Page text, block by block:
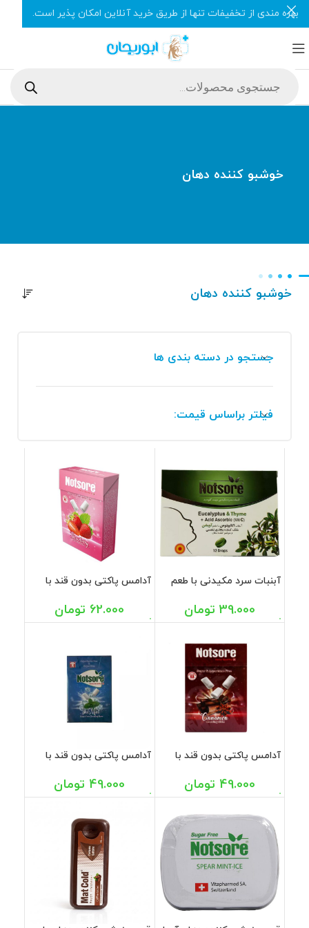
خوشبو کننده دهان
خوشبو کننده دهان
جستجو در دسته بندی ها
فیلتر براساس قیمت:
آبنبات سرد مکیدنی با طعم
39.000 تومان
آدامس پاکتی بدون قند با
ویتافارمد62.000 تومان
آدامس پاکتی بدون قند با
49.000 تومان
آدامس پاکتی بدون قند با
ویتافارمد49.000 تومان
بهره مندی از تخفیفات تنها از طریق خرید آنلاین امکان پذیر است.